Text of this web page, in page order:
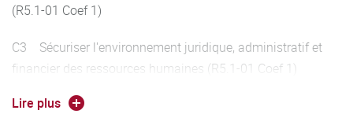
(R5.1-01 Coef 1)
C3 Sécuriser l'environnement juridique, administratif et
financier des ressources humaines (R5.1-01 Coef 1)
Lire plus